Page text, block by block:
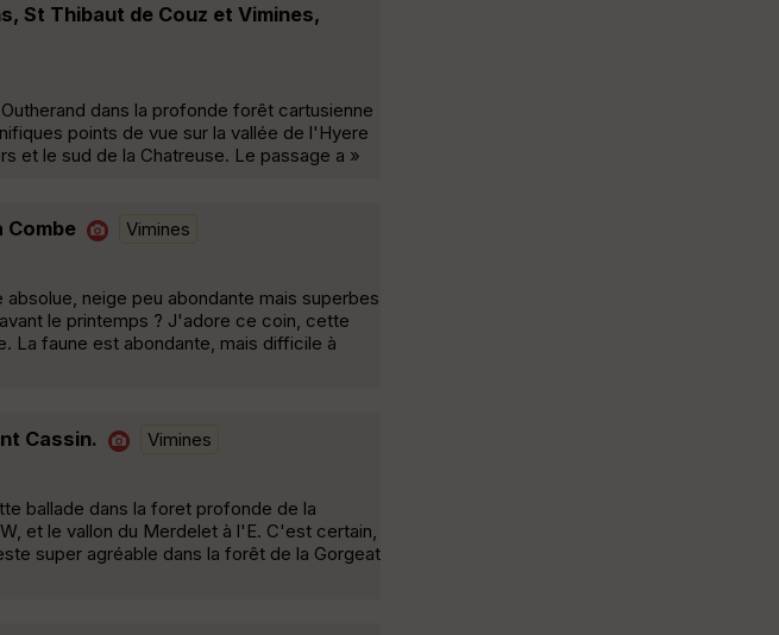
St Thibaut de Couz et Vimines,
dans la profonde forêt cartusienne
points de vue sur la vallée de l'Hyere
et le sud de la Chatreuse. Le passage a »
Combe Vimines
neige peu abondante mais superbes
le printemps ? J'adore ce coin, cette
La faune est abondante, mais difficile à
Cassin. Vimines
ballade dans la foret profonde de la
et le vallon du Merdelet à l'E. C'est certain,
super agréable dans la forêt de la Gorgeat